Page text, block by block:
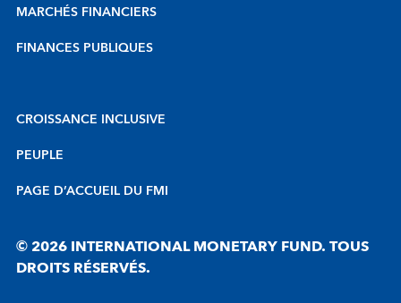
MARCHÉS FINANCIERS
FINANCES PUBLIQUES
CROISSANCE INCLUSIVE
PEUPLE
PAGE D’ACCUEIL DU FMI
© 2026 INTERNATIONAL MONETARY FUND. TOUS
DROITS RÉSERVÉS.